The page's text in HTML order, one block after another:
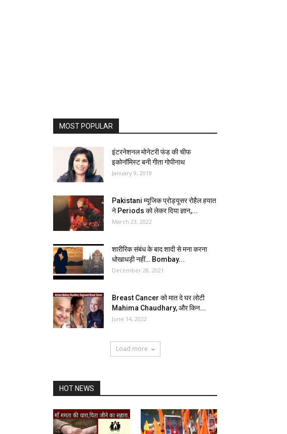
MOST POPULAR
इंटरनेशनल मोनेटरी फंड की चीफ
इकोनॉमिस्ट बनी गीता गोपीनाथ
January 9, 2019
Pakistani म्यूजिक प्रोड्यूसर रोहैल हयात
ने Periods को लेकर दिया ज्ञान,...
March 23, 2022
शारीरिक संबंध के बाद शादी से मना करना
धोखाधड़ी नहीं… Bombay...
December 28, 2021
Breast Cancer को मात दे घर लोटी
Mahima Chaudhary, और किन...
June 14, 2022
Load more
HOT NEWS